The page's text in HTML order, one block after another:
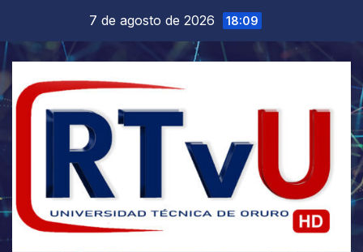
contenido
7 de agosto de 2026 18:09